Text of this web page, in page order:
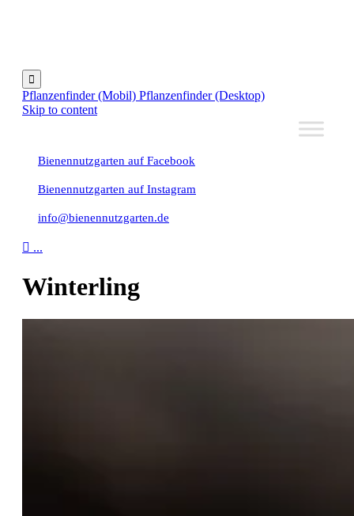

Pflanzenfinder (Mobil) Pflanzenfinder (Desktop)
Skip to content
Bienennutzgarten auf Facebook
Bienennutzgarten auf Instagram
info@bienennutzgarten.de
 ...
Winterling